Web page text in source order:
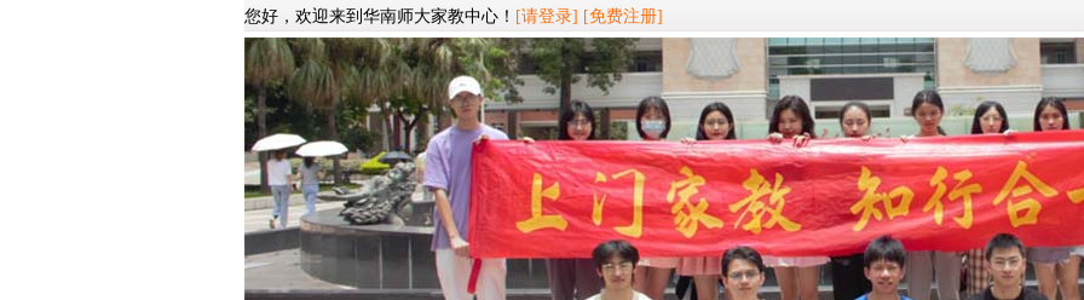
您好，欢迎来到华南师大家教中心！ [请登录] [免费注册]